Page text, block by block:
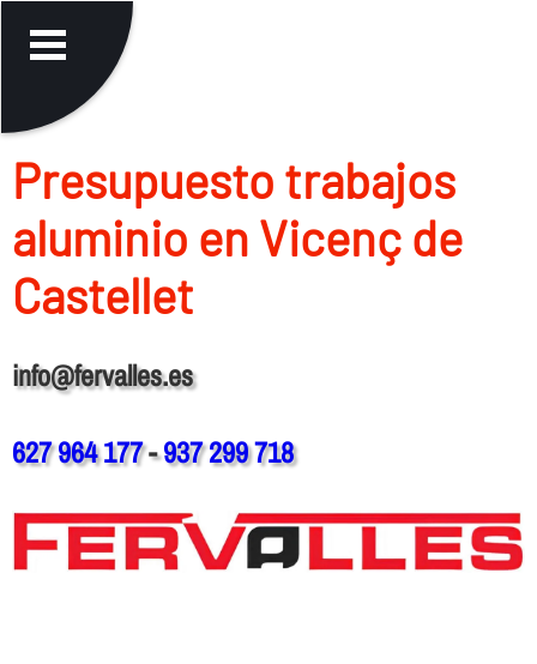
Presupuesto trabajos
aluminio en Vicenç de
Castellet
info@fervalles.es
627 964 177-937 299 718